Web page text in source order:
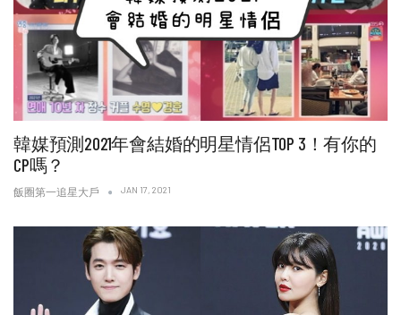
韓媒預測2021年會結婚的明星情侶TOP 3！有你的
CP嗎？
飯圈第一追星大戶 JAN 17, 2021